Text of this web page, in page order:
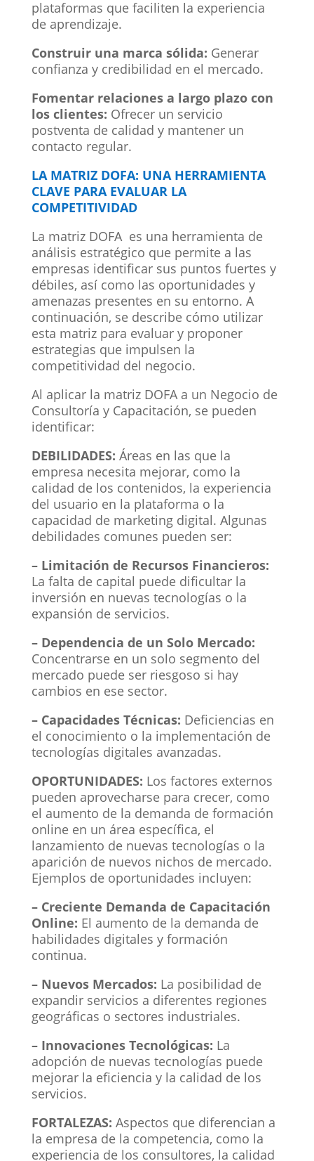
plataformas que faciliten la experiencia
de aprendizaje.
Construir una marca sólida: Generar
confianza y credibilidad en el mercado.
Fomentar relaciones a largo plazo con
los clientes: Ofrecer un servicio
postventa de calidad y mantener un
contacto regular.
LA MATRIZ DOFA: UNA HERRAMIENTA
CLAVE PARA EVALUAR LA
COMPETITIVIDAD
La matriz DOFA es una herramienta de
análisis estratégico que permite a las
empresas identificar sus puntos fuertes y
débiles, así como las oportunidades y
amenazas presentes en su entorno. A
continuación, se describe cómo utilizar
esta matriz para evaluar y proponer
estrategias que impulsen la
competitividad del negocio.
Al aplicar la matriz DOFA a un Negocio de
Consultoría y Capacitación, se pueden
identificar:
DEBILIDADES: Áreas en las que la
empresa necesita mejorar, como la
calidad de los contenidos, la experiencia
del usuario en la plataforma o la
capacidad de marketing digital. Algunas
debilidades comunes pueden ser:
– Limitación de Recursos Financieros:
La falta de capital puede dificultar la
inversión en nuevas tecnologías o la
expansión de servicios.
– Dependencia de un Solo Mercado:
Concentrarse en un solo segmento del
mercado puede ser riesgoso si hay
cambios en ese sector.
– Capacidades Técnicas: Deficiencias en
el conocimiento o la implementación de
tecnologías digitales avanzadas.
OPORTUNIDADES: Los factores externos
pueden aprovecharse para crecer, como
el aumento de la demanda de formación
online en un área específica, el
lanzamiento de nuevas tecnologías o la
aparición de nuevos nichos de mercado.
Ejemplos de oportunidades incluyen:
– Creciente Demanda de Capacitación
Online: El aumento de la demanda de
habilidades digitales y formación
continua.
– Nuevos Mercados: La posibilidad de
expandir servicios a diferentes regiones
geográficas o sectores industriales.
– Innovaciones Tecnológicas: La
adopción de nuevas tecnologías puede
mejorar la eficiencia y la calidad de los
servicios.
FORTALEZAS: Aspectos que diferencian a
la empresa de la competencia, como la
experiencia de los consultores, la calidad